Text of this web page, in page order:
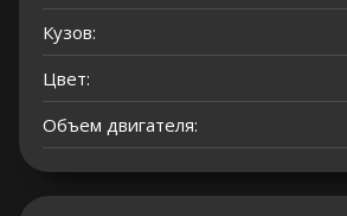
Кузов:
Цвет:
Объем двигателя: